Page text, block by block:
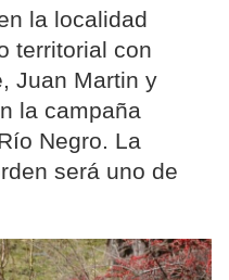
la localidad
territorial con
Juan Martin y
la campaña
Negro. La
será uno de